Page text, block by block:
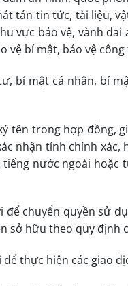
tán tin tức, tài liệu,
vực bảo vệ, vành
vệ bí mật, bảo vệ
bí mật cá nhân, bí
tên trong hợp đồng,
nhận tính chính
nước ngoài hoặc
để chuyển quyền sử
sở hữu theo quy định
thực hiện các giao